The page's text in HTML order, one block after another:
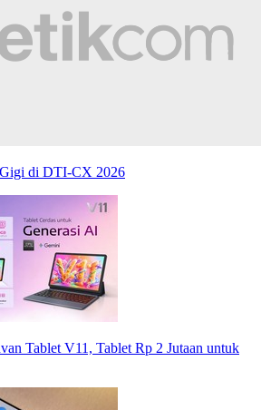
di DTI-CX 2026
Tablet V11, Tablet Rp 2 Jutaan untuk